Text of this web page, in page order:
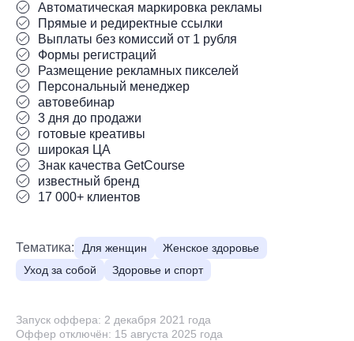
Автоматическая маркировка рекламы
Прямые и редиректные ссылки
Выплаты без комиссий от 1 рубля
Формы регистраций
Размещение рекламных пикселей
Персональный менеджер
автовебинар
3 дня до продажи
готовые креативы
широкая ЦА
Знак качества GetCourse
известный бренд
17 000+ клиентов
Тематика: Для женщин
Женское здоровье
Уход за собой
Здоровье и спорт
Запуск оффера: 2 декабря 2021 года
Оффер отключён: 15 августа 2025 года